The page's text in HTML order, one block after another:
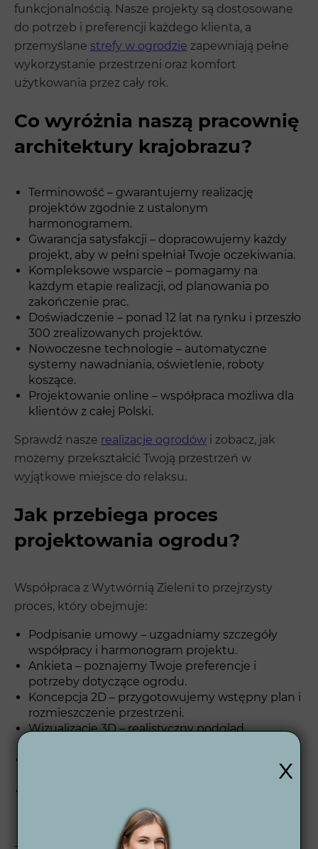
funkcjonalnością. Nasze projekty są dostosowane
do potrzeb i preferencji każdego klienta, a
przemyślane strefy w ogrodzie zapewniają pełne
wykorzystanie przestrzeni oraz komfort
użytkowania przez cały rok.
Co wyróżnia naszą pracownię
architektury krajobrazu?
Terminowość – gwarantujemy realizację
projektów zgodnie z ustalonym
harmonogramem.
Gwarancja satysfakcji – dopracowujemy każdy
projekt, aby w pełni spełniał Twoje oczekiwania.
Kompleksowe wsparcie – pomagamy na
każdym etapie realizacji, od planowania po
zakończenie prac.
Doświadczenie – ponad 12 lat na rynku i przeszło
300 zrealizowanych projektów.
Nowoczesne technologie – automatyczne
systemy nawadniania, oświetlenie, roboty
koszące.
Projektowanie online – współpraca możliwa dla
klientów z całej Polski.
Sprawdź nasze realizacje ogrodów i zobacz, jak
możemy przekształcić Twoją przestrzeń w
wyjątkowe miejsce do relaksu.
Jak przebiega proces
projektowania ogrodu?
Współpraca z Wytwórnią Zieleni to przejrzysty
proces, który obejmuje:
Podpisanie umowy – uzgadniamy szczegóły
współpracy i harmonogram projektu.
Ankieta – poznajemy Twoje preferencje i
potrzeby dotyczące ogrodu.
Koncepcja 2D – przygotowujemy wstępny plan i
rozmieszczenie przestrzeni.
Wizualizacje 3D – realistyczny podgląd
także po zakończeniu projektu, aby pomóc w
pielęgnacji ogrodu.
x